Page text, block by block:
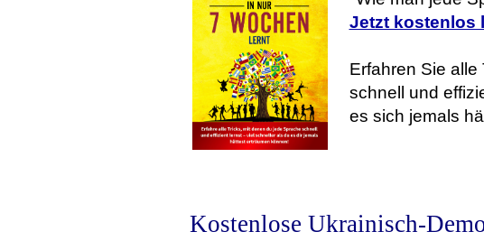
Jetzt kostenlos
Erfahren Sie
schnell und
es sich jemals
Kostenlose Ukrainisch-